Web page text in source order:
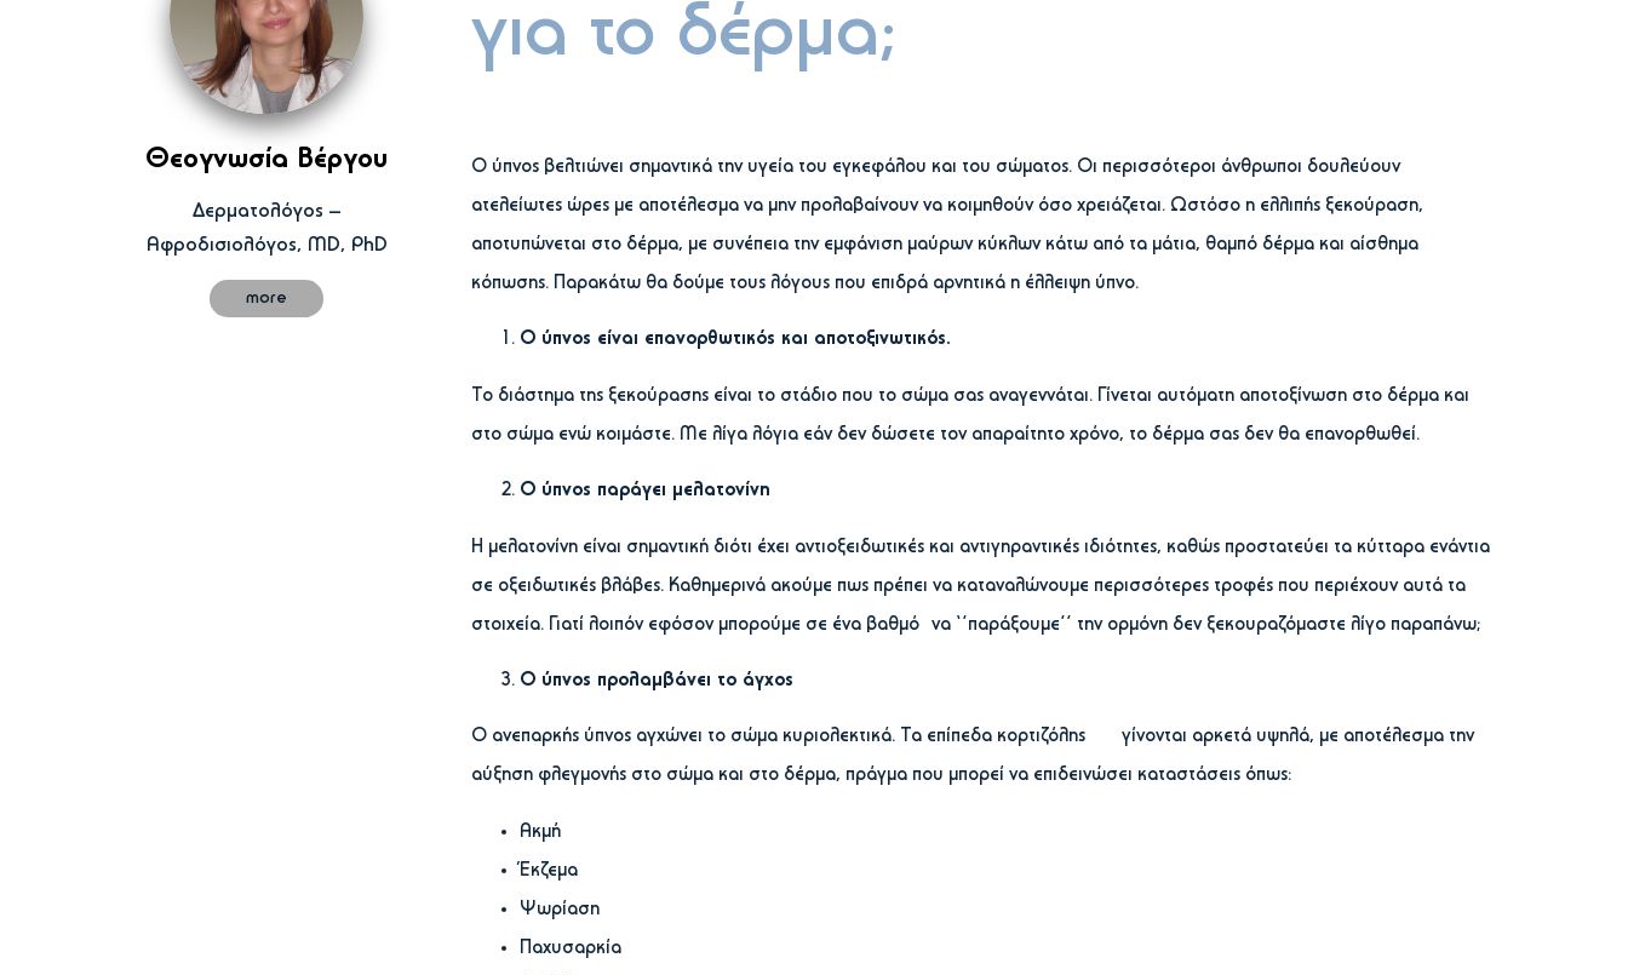
Θεογνωσία Βέργου
Δερματολόγος –
Αφροδισιολόγος, MD, PhD
more
για το δέρμα;
Ο ύπνος βελτιώνει σημαντικά την υγεία του εγκεφάλου και του σώματος. Οι περισσότεροι άνθρωποι δουλεύουν
ατελείωτες ώρες με αποτέλεσμα να μην προλαβαίνουν να κοιμηθούν όσο χρειάζεται. Ωστόσο η ελλιπής ξεκούραση,
αποτυπώνεται στο δέρμα, με συνέπεια την εμφάνιση μαύρων κύκλων κάτω από τα μάτια, θαμπό δέρμα και αίσθημα
κόπωσης. Παρακάτω θα δούμε τους λόγους που επιδρά αρνητικά η έλλειψη ύπνο.
Ο ύπνος είναι επανορθωτικός και αποτοξινωτικός.
Το διάστημα της ξεκούρασης είναι το στάδιο που το σώμα σας αναγεννάται. Γίνεται αυτόματη αποτοξίνωση στο δέρμα και
στο σώμα ενώ κοιμάστε. Με λίγα λόγια εάν δεν δώσετε τον απαραίτητο χρόνο, το δέρμα σας δεν θα επανορθωθεί.
Ο ύπνος παράγει μελατονίνη
Η μελατονίνη είναι σημαντική διότι έχει αντιοξειδωτικές και αντιγηραντικές ιδιότητες, καθώς προστατεύει τα κύτταρα ενάντια
σε οξειδωτικές βλάβες. Καθημερινά ακούμε πως πρέπει να καταναλώνουμε περισσότερες τροφές που περιέχουν αυτά τα
στοιχεία. Γιατί λοιπόν εφόσον μπορούμε σε ένα βαθμό να ‘’παράξουμε’’ την ορμόνη δεν ξεκουραζόμαστε λίγο παραπάνω;
Ο ύπνος προλαμβάνει το άγχος
Ο ανεπαρκής ύπνος αγχώνει το σώμα κυριολεκτικά. Τα επίπεδα κορτιζόλης γίνονται αρκετά υψηλά, με αποτέλεσμα την
αύξηση φλεγμονής στο σώμα και στο δέρμα, πράγμα που μπορεί να επιδεινώσει καταστάσεις όπως:
Ακμή
Έκζεμα
Ψωρίαση
Παχυσαρκία